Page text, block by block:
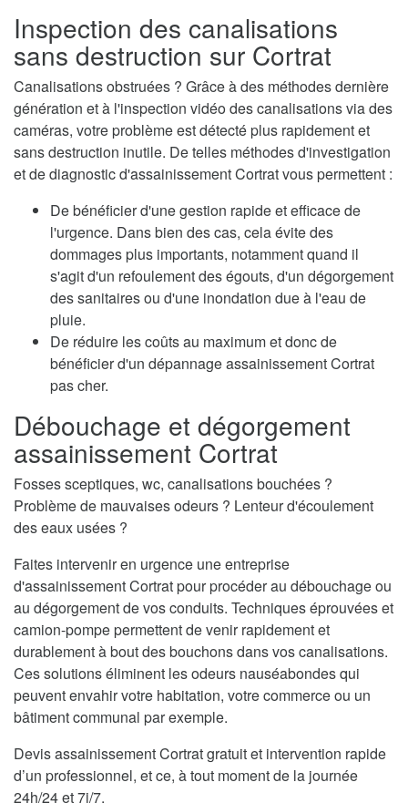
Inspection des canalisations
sans destruction sur Cortrat
Canalisations obstruées ? Grâce à des méthodes dernière
génération et à l'inspection vidéo des canalisations via des
caméras, votre problème est détecté plus rapidement et
sans destruction inutile. De telles méthodes d'investigation
et de diagnostic d'assainissement Cortrat vous permettent :
De bénéficier d'une gestion rapide et efficace de
l'urgence. Dans bien des cas, cela évite des
dommages plus importants, notamment quand il
s'agit d'un refoulement des égouts, d'un dégorgement
des sanitaires ou d'une inondation due à l'eau de
pluie.
De réduire les coûts au maximum et donc de
bénéficier d'un dépannage assainissement Cortrat
pas cher.
Débouchage et dégorgement
assainissement Cortrat
Fosses sceptiques, wc, canalisations bouchées ?
Problème de mauvaises odeurs ? Lenteur d'écoulement
des eaux usées ?
Faites intervenir en urgence une entreprise
d'assainissement Cortrat pour procéder au débouchage ou
au dégorgement de vos conduits. Techniques éprouvées et
camion-pompe permettent de venir rapidement et
durablement à bout des bouchons dans vos canalisations.
Ces solutions éliminent les odeurs nauséabondes qui
peuvent envahir votre habitation, votre commerce ou un
bâtiment communal par exemple.
Devis assainissement Cortrat gratuit et intervention rapide
d’un professionnel, et ce, à tout moment de la journée
24h/24 et 7j/7.